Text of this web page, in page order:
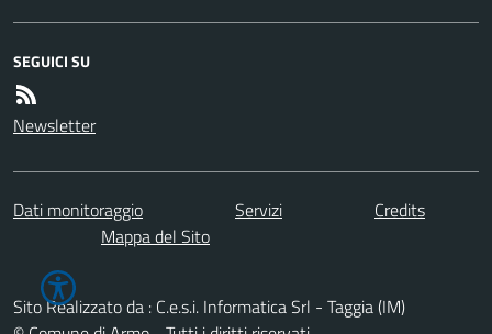
SEGUICI SU
Newsletter
Dati monitoraggio Servizi
Credits
Mappa del Sito
Sito Realizzato da : C.e.s.i. Informatica Srl - Taggia (IM)